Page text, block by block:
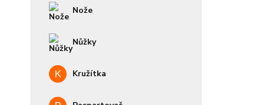
Nože
Nůžky
Kružítka